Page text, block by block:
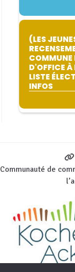
(LES
COMMUNE
D'OFFICE À
LISTE
INFOS
Communauté de